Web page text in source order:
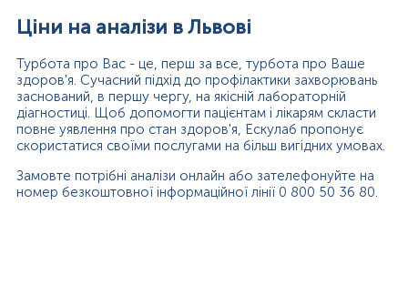
Ціни на аналізи в Львові
Турбота про Вас - це, перш за все, турбота про Ваше
здоров'я. Сучасний підхід до профілактики захворювань
заснований, в першу чергу, на якісній лабораторній
діагностиці. Щоб допомогти пацієнтам і лікарям скласти
повне уявлення про стан здоров'я, Ескулаб пропонує
скористатися своїми послугами на більш вигідних умовах.
Замовте потрібні аналізи онлайн або зателефонуйте на
номер безкоштовної інформаційної лінії 0 800 50 36 80.